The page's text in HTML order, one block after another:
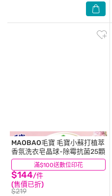
滿$100送數位印花
MAOBAO毛寶 毛寶小蘇打植萃
香氛洗衣皂晶球-除霉抗菌25顆
$144/件
(售價已折)
$219
(3)